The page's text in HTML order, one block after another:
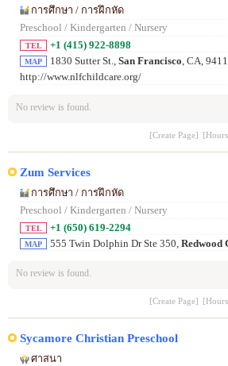
การศึกษา / การฝึกหัด
Preschool / Kindergarten / Nursery
TEL +1 (415) 922-8898
MAP 1830 Sutter St., San Francisco, CA,
http://www.nlfchildcare.org/
No review is found.
[Create Page]
Zum Services
การศึกษา / การฝึกหัด
Preschool / Kindergarten / Nursery
TEL +1 (650) 619-2294
MAP 555 Twin Dolphin Dr Ste 350, Redwood
No review is found.
[Create Page]
Sycamore Christian Preschool
ศาสนา